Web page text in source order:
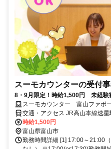
スーモカウンターの受付
8・9月限定！時給1,500円 未経験
スーモカウンター 富山ファボ
交通・アクセス JR高山本線速
時給1,500円
富山県富山市
勤務時間詳細 [1] 17:00～21:00